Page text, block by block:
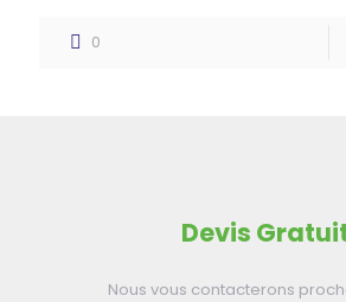
0
Devis
Nous vous contacterons